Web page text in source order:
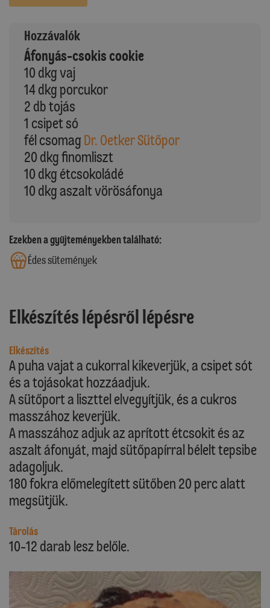
Hozzávalók
Áfonyás-csokis cookie
10 dkg vaj
14 dkg porcukor
2 db tojás
1 csipet só
fél csomag Dr. Oetker Sütőpor
20 dkg finomliszt
10 dkg étcsokoládé
10 dkg aszalt vörösáfonya
Ezekben a gyűjteményekben található:
Édes sütemények
Elkészítés lépésről lépésre
Elkészítés
A puha vajat a cukorral kikeverjük, a csipet sót
és a tojásokat hozzáadjuk.
A sütőport a liszttel elvegyítjük, és a cukros
masszához keverjük.
A masszához adjuk az aprított étcsokit és az
aszalt áfonyát, majd sütőpapírral bélelt tepsibe
adagoljuk.
180 fokra előmelegített sütőben 20 perc alatt
megsütjük.
Tárolás
10-12 darab lesz belőle.